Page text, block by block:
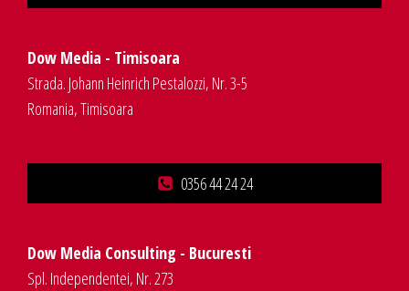
Dow Media - Timisoara
Strada. Johann Heinrich Pestalozzi, Nr. 3-5
Romania, Timisoara
0356 44 24 24
Dow Media Consulting - Bucuresti
Spl. Independentei, Nr. 273